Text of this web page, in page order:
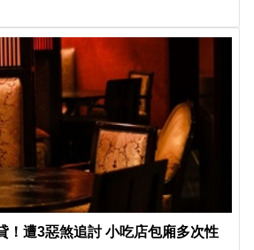
！遭3惡煞追討 小吃店包廂多次性